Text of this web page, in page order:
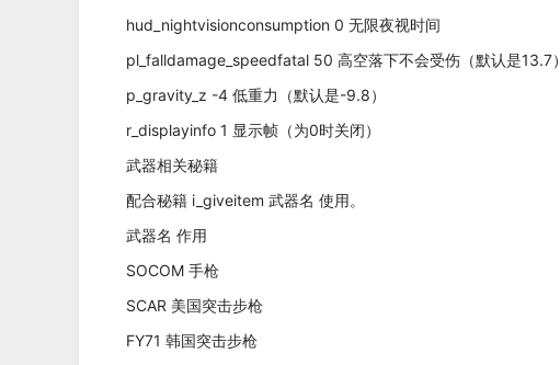
hud_nightvisionconsumption 0 无限夜视时间
pl_falldamage_speedfatal 50 高空落下不会受伤（默认是13.7）
p_gravity_z -4 低重力（默认是-9.8）
r_displayinfo 1 显示帧（为0时关闭）
武器相关秘籍
配合秘籍 i_giveitem 武器名 使用。
武器名 作用
SOCOM 手枪
SCAR 美国突击步枪
FY71 韩国突击步枪